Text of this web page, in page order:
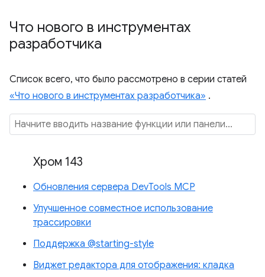
Что нового в инструментах
разработчика
Список всего, что было рассмотрено в серии статей
«Что нового в инструментах разработчика» .
Хром 143
Обновления сервера DevTools MCP
Улучшенное совместное использование
трассировки
Поддержка @starting-style
Виджет редактора для отображения: кладка